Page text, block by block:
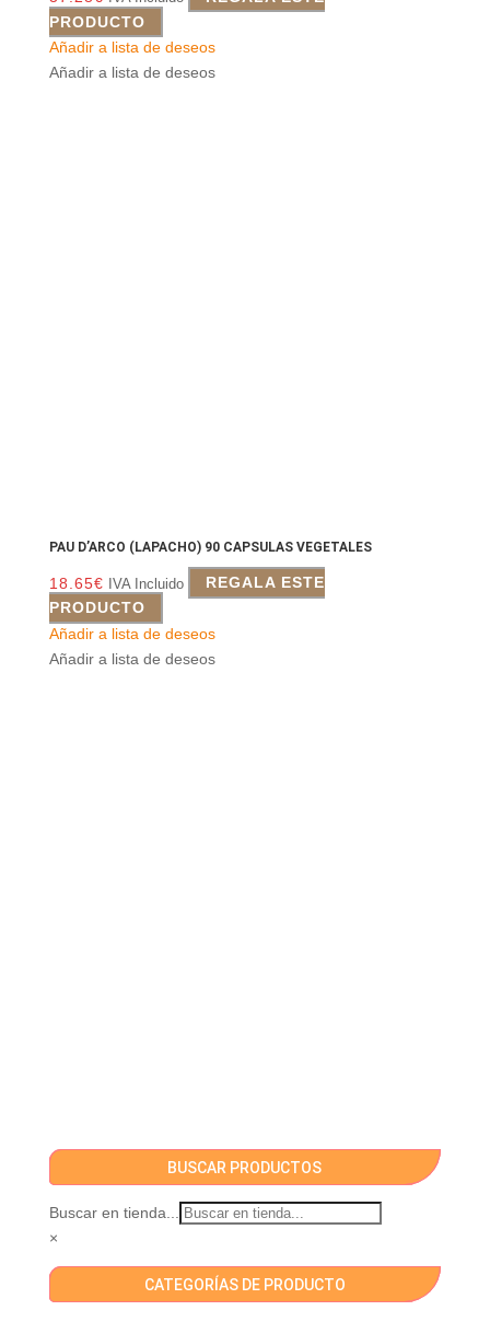
PRODUCTO
Añadir a lista de deseos
Añadir a lista de deseos
PAU D’ARCO (LAPACHO) 90 CAPSULAS VEGETALES
18.65€ IVA Incluido
REGALA ESTE
PRODUCTO
Añadir a lista de deseos
Añadir a lista de deseos
BUSCAR PRODUCTOS
Buscar en tienda...
×
CATEGORÍAS DE PRODUCTO